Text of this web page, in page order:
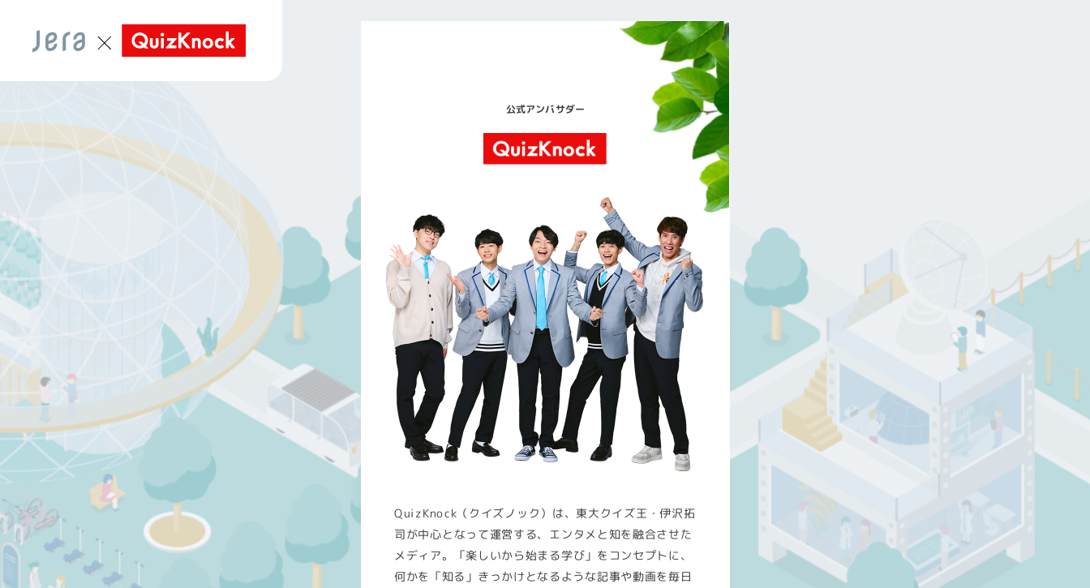
公式アンバサダー
QuizKnock（クイズノック）は、東大クイズ王・伊沢拓
司が中心となって運営する、エンタメと知を融合させた
メディア。「楽しいから始まる学び」をコンセプトに、
何かを「知る」きっかけとなるような記事や動画を毎日